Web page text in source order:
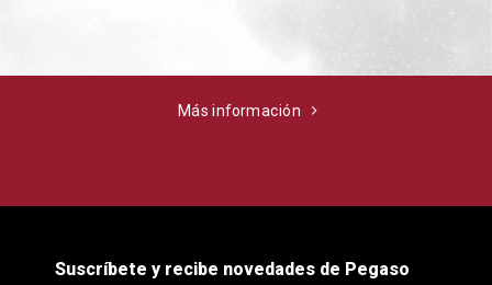
Más información
Suscríbete y recibe novedades de Pegaso